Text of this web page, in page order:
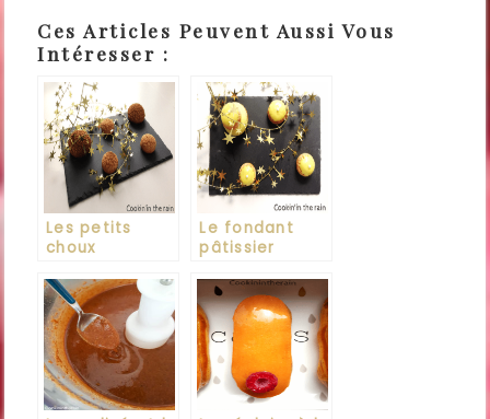
Ces Articles Peuvent Aussi Vous
Intéresser :
Les petits
choux
Michalak
Le fondant
pâtissier